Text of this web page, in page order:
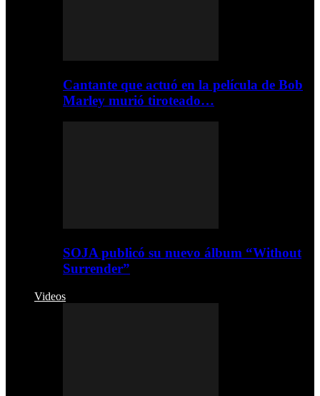
Cantante que actuó en la película de Bob
Marley murió tiroteado…
SOJA publicó su nuevo álbum “Without
Surrender”
Videos